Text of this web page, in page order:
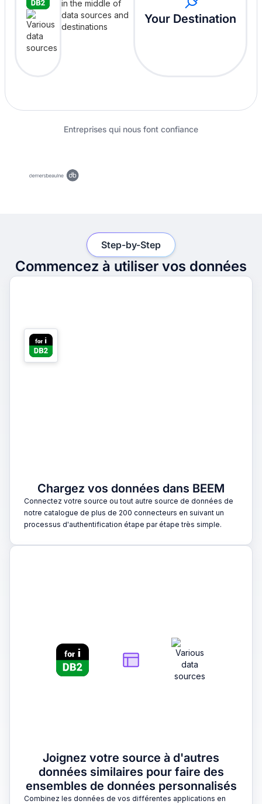
Your Destination
Entreprises qui nous font confiance
Commencez à utiliser vos données
Step-by-Step
Chargez vos données dans BEEM
Connectez votre source ou tout autre source de données de
notre catalogue de plus de 200 connecteurs en suivant un
processus d'authentification étape par étape très simple.
Joignez votre source à d'autres
données similaires pour faire des
ensembles de données personnalisés
Combinez les données de vos différentes applications en